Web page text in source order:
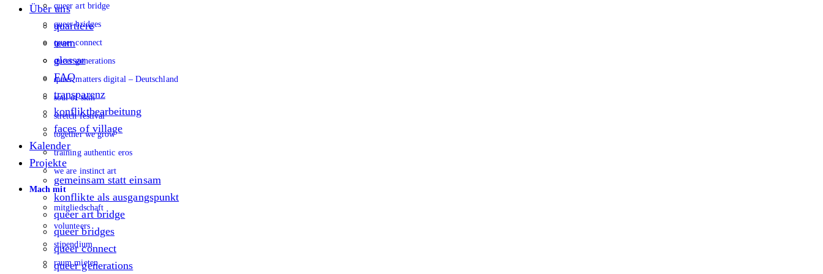
queer art bridge
queer bridges
queer connect
queer generations
queer matters digital – Deutschland
soul of skin
stretch festival
together we grow
training authentic eros
we are instinct art
Mach mit
mitgliedschaft
volunteers
stipendium
raum mieten
Über uns
quartiere
team
glossar
FAQ
transparenz
konfliktbearbeitung
faces of village
Kalender
Projekte
gemeinsam statt einsam
konflikte als ausgangspunkt
queer art bridge
queer bridges
queer connect
queer generations